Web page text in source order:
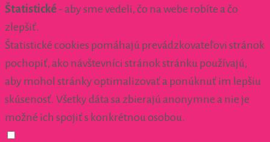
Štatistické - aby sme vedeli, čo na webe robíte a čo
zlepšiť.
Štatistické cookies pomáhajú prevádzkovateľovi stránok
pochopiť, ako návštevníci stránok stránku používajú,
aby mohol stránky optimalizovať a ponúknuť im lepšiu
skúsenosť. Všetky dáta sa zbierajú anonymne a nie je
možné ich spojiť s konkrétnou osobou.